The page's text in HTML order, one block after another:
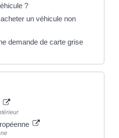
?
un véhicule non
demande de carte grise